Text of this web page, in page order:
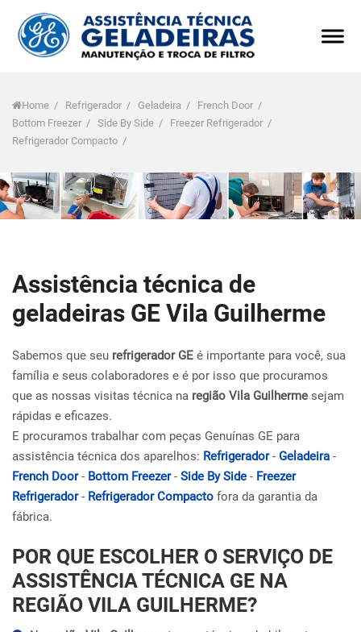
Home / Refrigerador / Geladeira / French Door /
Bottom Freezer / Side By Side / Freezer Refrigerador /
Refrigerador Compacto /
Assistência técnica de
geladeiras GE Vila Guilherme
Sabemos que seu refrigerador GE é importante para você, sua
família e seus colaboradores e é por isso que procuramos
que as nossas visitas técnica na região Vila Guilherme sejam
rápidas e eficazes.
E procuramos trabalhar com peças Genuínas GE para
assistência técnica dos aparelhos: Refrigerador- Geladeira -
French Door- Bottom Freezer- Side By Side - Freezer
Refrigerador- Refrigerador Compacto fora da garantia da
fábrica.
POR QUE ESCOLHER O SERVIÇO DE
ASSISTÊNCIA TÉCNICA GE NA
REGIÃO VILA GUILHERME?